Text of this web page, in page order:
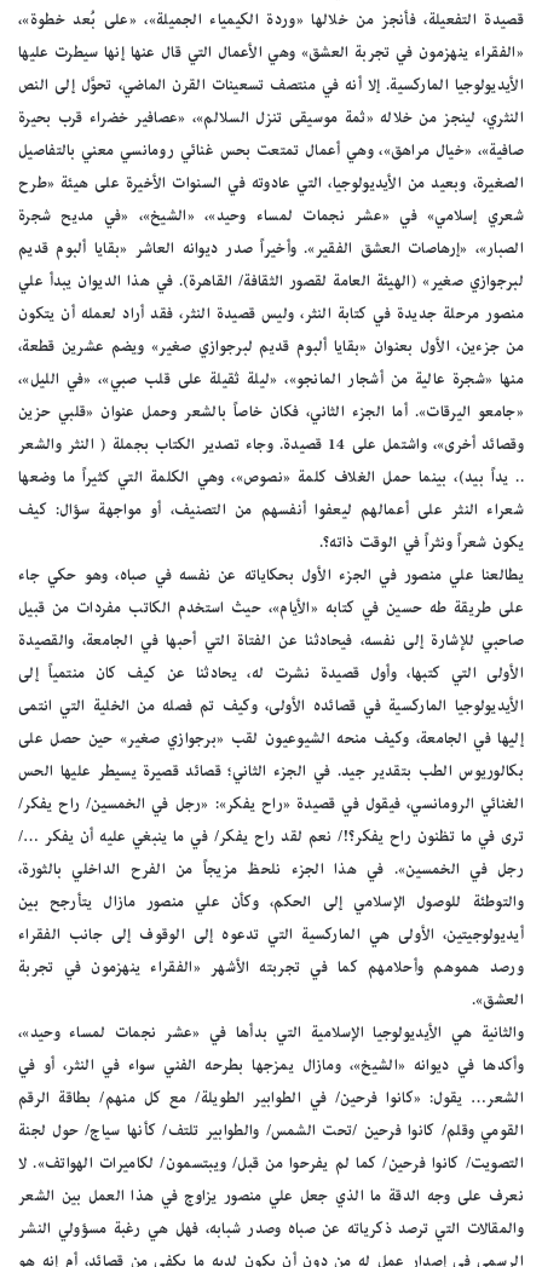
قصيدة التفعيلة، فأنجز من خلالها «وردة الكيمياء الجميلة»، «على بُعد خطوة»،
«الفقراء ينهزمون في تجربة العشق» وهي الأعمال التي قال عنها إنها سيطرت عليها
الأيديولوجيا الماركسية. إلا أنه في منتصف تسعينات القرن الماضي، تحوَّل إلى النص
النثري، لينجز من خلاله «ثمة موسيقى تنزل السلالم»، «عصافير خضراء قرب بحيرة
صافية»، «خيال مراهق»، وهي أعمال تمتعت بحس غنائي رومانسي معني بالتفاصيل
الصغيرة، وبعيد من الأيديولوجيا، التي عادوته في السنوات الأخيرة على هيئة «طرح
شعري إسلامي» في «عشر نجمات لمساء وحيد»، «الشيخ»، «في مديح شجرة
الصبار»، «إرهاصات العشق الفقير». وأخيراً صدر ديوانه العاشر «بقايا ألبوم قديم
لبرجوازي صغير» (الهيئة العامة لقصور الثقافة/ القاهرة). في هذا الديوان يبدأ علي
منصور مرحلة جديدة في كتابة النثر، وليس قصيدة النثر، فقد أراد لعمله أن يتكون
من جزءين، الأول بعنوان «بقايا ألبوم قديم لبرجوازي صغير» ويضم عشرين قطعة،
منها «شجرة عالية من أشجار المانجو»، «ليلة ثقيلة على قلب صبي»، «في الليل»،
«جامعو اليرقات». أما الجزء الثاني، فكان خاصاً بالشعر وحمل عنوان «قلبي حزين
وقصائد أخرى»، واشتمل على 14 قصيدة. وجاء تصدير الكتاب بجملة ( النثر والشعر
.. يداً بيد)، بينما حمل الغلاف كلمة «نصوص»، وهي الكلمة التي كثيراً ما وضعها
شعراء النثر على أعمالهم ليعفوا أنفسهم من التصنيف، أو مواجهة سؤال: كيف
يكون شعراً ونثراً في الوقت ذاته؟.
يطالعنا علي منصور في الجزء الأول بحكاياته عن نفسه في صباه، وهو حكي جاء
على طريقة طه حسين في كتابه «الأيام»، حيث استخدم الكاتب مفردات من قبيل
صاحبي للإشارة إلى نفسه، فيحادثنا عن الفتاة التي أحبها في الجامعة، والقصيدة
الأولى التي كتبها، وأول قصيدة نشرت له، يحادثنا عن كيف كان منتمياً إلى
الأيديولوجيا الماركسية في قصائده الأولى، وكيف تم فصله من الخلية التي انتمى
إليها في الجامعة، وكيف منحه الشيوعيون لقب «برجوازي صغير» حين حصل على
بكالوريوس الطب بتقدير جيد. في الجزء الثاني؛ قصائد قصيرة يسيطر عليها الحس
الغنائي الرومانسي، فيقول في قصيدة «راح يفكر»: «رجل في الخمسين/ راح يفكر/
ترى في ما تظنون راح يفكر؟!/ نعم لقد راح يفكر/ في ما ينبغي عليه أن يفكر …/
رجل في الخمسين». في هذا الجزء نلحظ مزيجاً من الفرح الداخلي بالثورة،
والتوطئة للوصول الإسلامي إلى الحكم، وكأن علي منصور مازال يتأرجح بين
أيديولوجيتين، الأولى هي الماركسية التي تدعوه إلى الوقوف إلى جانب الفقراء
ورصد هموهم وأحلامهم كما في تجربته الأشهر «الفقراء ينهزمون في تجربة
العشق».
والثانية هي الأيديولوجيا الإسلامية التي بدأها في «عشر نجمات لمساء وحيد»،
وأكدها في ديوانه «الشيخ»، ومازال يمزجها بطرحه الفني سواء في النثر، أو في
الشعر… يقول: «كانوا فرحين/ في الطوابير الطويلة/ مع كل منهم/ بطاقة الرقم
القومي وقلم/ كانوا فرحين /تحت الشمس/ والطوابير تلتف/ كأنها سياج/ حول لجنة
التصويت/ كانوا فرحين/ كما لم يفرحوا من قبل/ ويبتسمون/ لكاميرات الهواتف». لا
نعرف على وجه الدقة ما الذي جعل علي منصور يزاوج في هذا العمل بين الشعر
والمقالات التي ترصد ذكرياته عن صباه وصدر شبابه، فهل هي رغبة مسؤولي النشر
الرسمي في إصدار عمل له من دون أن يكون لديه ما يكفي من قصائد، أم إنه هو